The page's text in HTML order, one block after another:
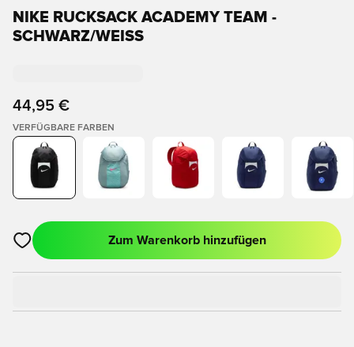
NIKE RUCKSACK ACADEMY TEAM -
SCHWARZ/WEISS
44,95 €
VERFÜGBARE FARBEN
Öffnet ein neues Fenster zum Anmelden oder Registrieren
Zum Warenkorb hinzufügen